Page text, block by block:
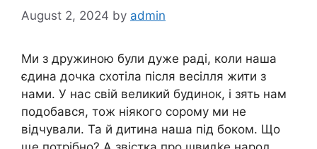
August 2, 2024 by admin
Ми з дружиною були дуже раді, коли наша
єдина дочка схотіла після весілля жити з
нами. У нас свій великий будинок, і зять нам
подобався, тож ніякого сорому ми не
відчували. Та й дитина наша під боком. Що